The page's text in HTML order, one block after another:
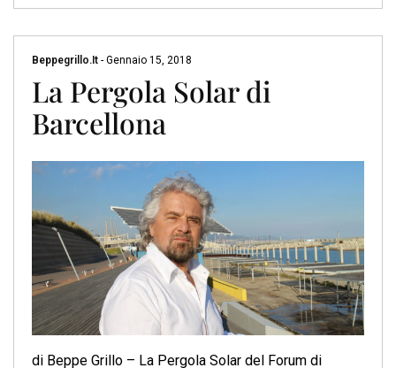
Beppegrillo.it - Gennaio 15, 2018
La Pergola Solar di
Barcellona
di Beppe Grillo – La Pergola Solar del Forum di